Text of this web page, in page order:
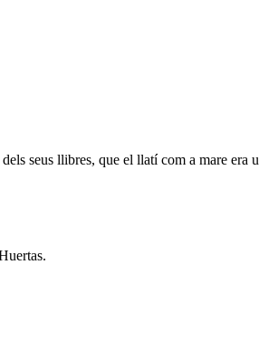
seus llibres, que el llatí com a mare era